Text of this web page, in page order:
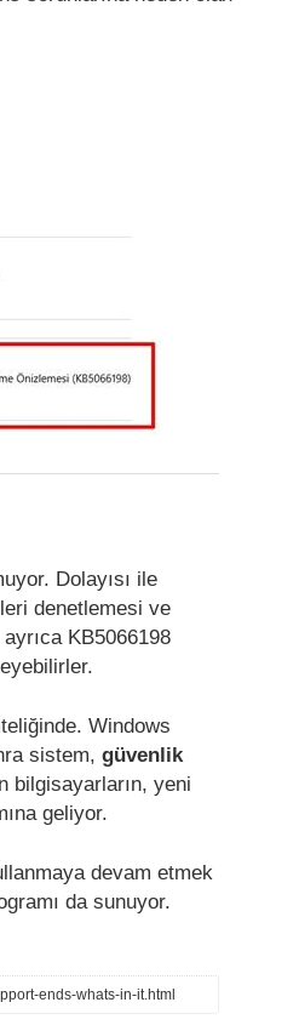
Dolayısı ile
denetlemesi ve
KB5066198
Windows
sistem, güvenlik
bilgisayarların, yeni
geliyor.
devam etmek
da sunuyor.
ends-whats-in-it.html